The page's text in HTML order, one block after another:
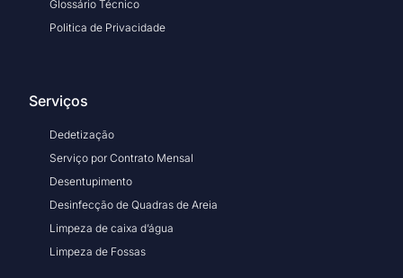
Glossário Técnico
Politica de Privacidade
Serviços
Dedetização
Serviço por Contrato Mensal
Desentupimento
Desinfecção de Quadras de Areia
Limpeza de caixa d’água
Limpeza de Fossas